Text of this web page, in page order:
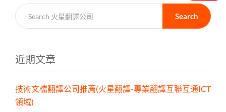
Search
近期文章
技術文檔翻譯公司推薦(火星翻譯-專業翻譯互聯互通ICT
領域)